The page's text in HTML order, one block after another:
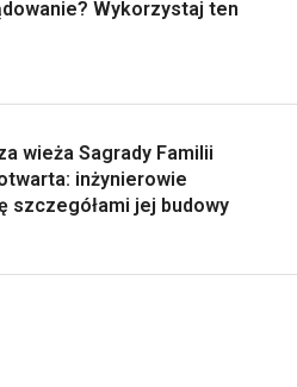
Wykorzystaj ten
wieża Sagrady Familii
inżynierowie
szczegółami jej budowy